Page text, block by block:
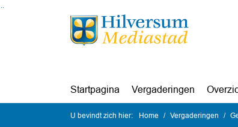
Ga naar de inhoud van deze pagina
Ga naar het zoeken
Ga naar het menu
Startpagina Vergaderingen
U bevindt zich hier: Home Vergaderingen